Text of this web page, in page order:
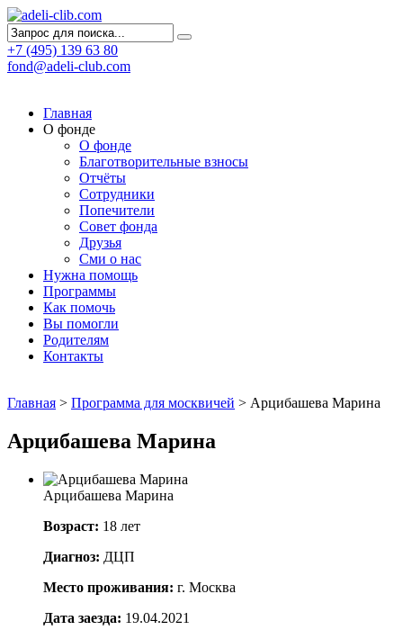
+7 (495) 139 63 80
fond@adeli-club.com
Главная
О фонде
О фонде
Благотворительные взносы
Отчёты
Сотрудники
Попечители
Совет фонда
Друзья
Сми о нас
Нужна помощь
Программы
Как помочь
Вы помогли
Родителям
Контакты
Главная > Программа для москвичей > Арцибашева Марина
Арцибашева Марина
Арцибашева Марина
Возраст: 18 лет
Диагноз: ДЦП
Место проживания: г. Москва
Дата заезда: 19.04.2021